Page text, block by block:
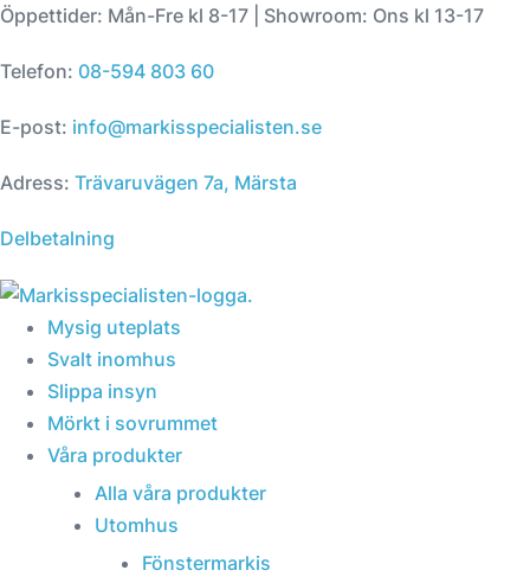
Hoppa
innehåll
Öppettider: Mån-Fre kl 8-17 | Showroom: Ons kl 13-17
Telefon: 08-594 803 60
E-post: info@markisspecialisten.se
Adress: Trävaruvägen 7a, Märsta
Delbetalning
Mysig uteplats
Svalt inomhus
Slippa insyn
Mörkt i sovrummet
Våra produkter
Alla våra produkter
Utomhus
Fönstermarkis